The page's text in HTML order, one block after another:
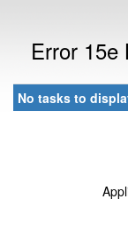
Error 15e
No tasks to